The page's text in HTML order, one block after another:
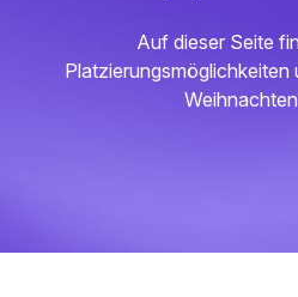
Auf dieser Seite
Platzierungsmöglichkeiten